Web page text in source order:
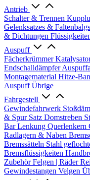
Antrieb
Schalter & Trennen
Gelenksatzes &
& Dichtungen
Auspuff
Fächerkrümmer
Endschalldämpfer
Montagematerial Hitze-
Auspuff Übrige
Fahrgestell
Gewindefahrwerk
& Spur Satz Domstreben
BarLenkung Querlenkern
Radlagern & Naben
Bremssätteln Stahl
Bremsflüssigkeiten
ZubehörFelgen | Räder
Gewindestangen Velgen